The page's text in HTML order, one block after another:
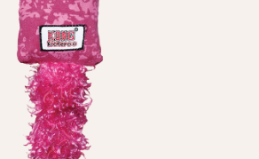
БЛОГ
Оплата і доставка
Програма лояльності
Про Нас